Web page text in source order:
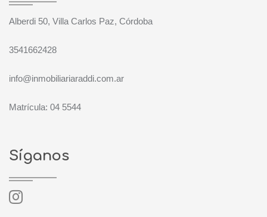
Alberdi 50, Villa Carlos Paz, Córdoba
3541662428
info@inmobiliariaraddi.com.ar
Matrícula: 04 5544
Síganos